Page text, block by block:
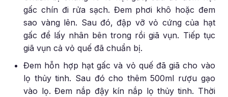
gấc chín đi rửa sạch. Đem phơi khô hoặc đem
sao vàng lên. Sau đó, đập vỡ vỏ cứng của hạt
gấc để lấy nhân bên trong rồi giã vụn. Tiếp tục
giã vụn cả vỏ quế đã chuẩn bị.
Đem hỗn hợp hạt gấc và vỏ quế đã giã cho vào
lọ thủy tinh. Sau đó cho thêm 500ml rượu gạo
vào lọ. Đem nắp đậy kín nắp lọ thủy tinh. Thời